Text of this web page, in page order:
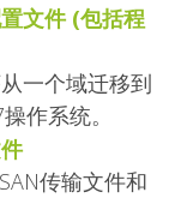
文件 (包括程
一个域迁移到
作系统。
传输文件和